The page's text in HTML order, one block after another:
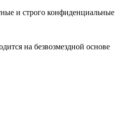
и строго конфиденциальные
на безвозмездной основе